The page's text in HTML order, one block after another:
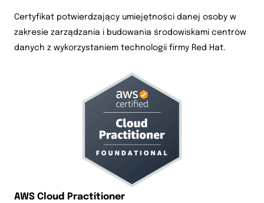
Certyfikat potwierdzający umiejętności danej osoby w
zakresie zarządzania i budowania środowiskami centrów
danych z wykorzystaniem technologii firmy Red Hat.
AWS Cloud Practitioner